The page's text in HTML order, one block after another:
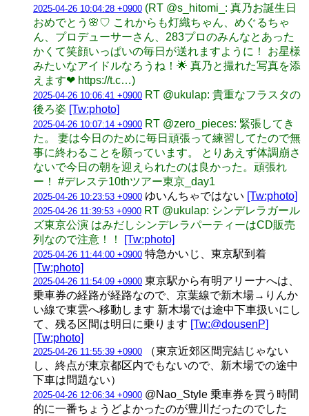
2025-04-26 10:04:28 +0900 (RT @s_hitomi_: 真乃お誕生日
おめでとう🌸♡ これからも灯織ちゃん、めぐるちゃ
ん、プロデューサーさん、283プロのみんなとあった
かくて笑顔いっぱいの毎日が送れますように！ お星様
みたいなアイドルなろうね！🌟 真乃と撮れた写真を添
えます❤︎ https://t.c…)
2025-04-26 10:06:41 +0900 RT @ukulap: 貴重なフラスタの
後ろ姿 [Tw:photo]
2025-04-26 10:07:14 +0900 RT @zero_pieces: 緊張してき
た。 妻は今日のために毎日頑張って練習してたので無
事に終わることを願っています。 とりあえず体調崩さ
ないで今日の朝を迎えられたのは良かった。頑張れ
ー！ #デレステ10thツアー東京_day1
2025-04-26 10:23:53 +0900 ゆいんちゃではない [Tw:photo]
2025-04-26 11:39:53 +0900 RT @ukulap: シンデレラガール
ズ東京公演 はみだしシンデレラパーティーはCD販売
列なので注意！！
[Tw:photo]
2025-04-26 11:44:00 +0900 特急かいじ、東京駅到着
[Tw:photo]
2025-04-26 11:54:09 +0900 東京駅から有明アリーナへは、
乗車券の経路が経路なので、京葉線で新木場→りんか
い線で東雲へ移動します 新木場では途中下車扱いにし
て、残る区間は明日に乗ります [Tw:@dousenP]
[Tw:photo]
2025-04-26 11:55:39 +0900 （東京近郊区間完結じゃない
し、終点が東京都区内でもないので、新木場での途中
下車は問題ない）
2025-04-26 12:06:34 +0900 @Nao_Style 乗車券を買う時間
的に一番ちょうどよかったのが豊川だったのでした